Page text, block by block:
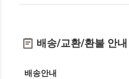
배송/교환/환불 안내
배송안내